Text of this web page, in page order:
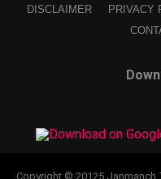
DISCLAIMER PRIVACY
Copyright © 20125 Janmanch